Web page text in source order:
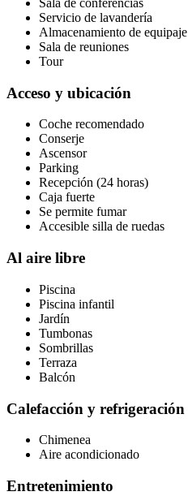
Sala de conferencias
Servicio de lavandería
Almacenamiento de equipaje
Sala de reuniones
Tour
Acceso y ubicación
Coche recomendado
Conserje
Ascensor
Parking
Recepción (24 horas)
Caja fuerte
Se permite fumar
Accesible silla de ruedas
Al aire libre
Piscina
Piscina infantil
Jardín
Tumbonas
Sombrillas
Terraza
Balcón
Calefacción y refrigeración
Chimenea
Aire acondicionado
Entretenimiento